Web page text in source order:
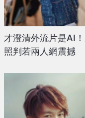
才澄清外流片是AI
照判若兩人網震撼